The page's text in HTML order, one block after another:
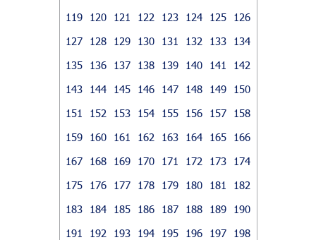
119
120 121 122 123 124 125
126
127
128 129 130 131 132 133
134
135
136 137 138 139 140 141
142
143
144 145 146 147 148 149
150
151
152 153 154 155 156 157
158
159
160 161 162 163 164 165
166
167
168 169 170 171 172 173
174
175
176 177 178 179 180 181
182
183
184 185 186 187 188 189
190
191
192 193 194 195 196 197
198